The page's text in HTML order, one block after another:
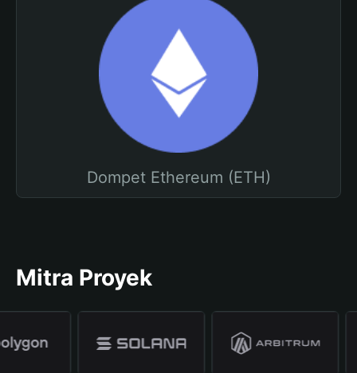
Dompet Ethereum (ETH)
Mitra Proyek